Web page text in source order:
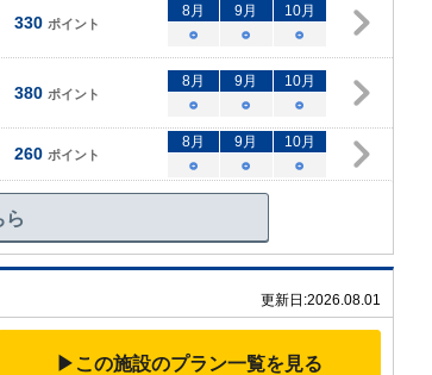
330 ポイント
8月 9月 10月
○
○ ○
380 ポイント
8月 9月 10月
○
○ ○
260 ポイント
8月 9月 10月
○
○ ○
更新日:2026.08.01
▶この施設のプラン一覧を見る